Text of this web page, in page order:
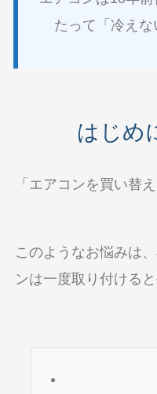
たって「冷え
はじめ
「エアコンを買い替
このようなお悩みは
ンは一度取り付ける